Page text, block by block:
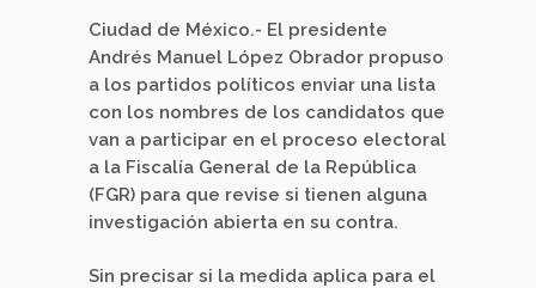
Ciudad de México.- El presidente
Andrés Manuel López Obrador propuso
a los partidos políticos enviar una lista
con los nombres de los candidatos que
van a participar en el proceso electoral
a la Fiscalía General de la República
(FGR) para que revise si tienen alguna
investigación abierta en su contra.
Sin precisar si la medida aplica para el